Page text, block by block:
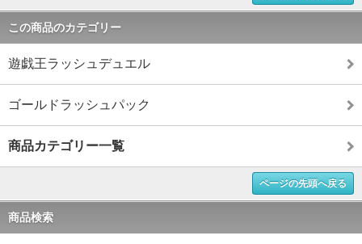
この商品のカテゴリー
遊戯王ラッシュデュエル
ゴールドラッシュパック
商品カテゴリー一覧
ページの先頭へ戻る
商品検索